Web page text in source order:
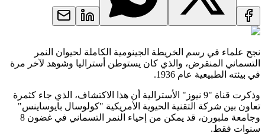
نجح علماء في رسم الخريطة الجينومية الكاملة لحيوان النمر
التسماني المنقرض، والذي كان يستوطن أستراليا وشوهد لآخر مرة
في بيئته الطبيعية عام 1936.
وذكرت قناة "9 نيوز" الأسترالية أن هذا الاكتشاف، الذي جاء كثمرة
تعاون بين شركة التقنية الحيوية الأمريكية "كولوسال بايوساينس"
وجامعة ملبورن، قد يمكن من إحياء النمر التسماني في غضون 8
سنوات فقط.